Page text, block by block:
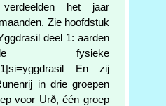
het jaar
Zie hoofdstuk
deel 1: aarden
En zij
in drie groepen
voor Urð, één groep